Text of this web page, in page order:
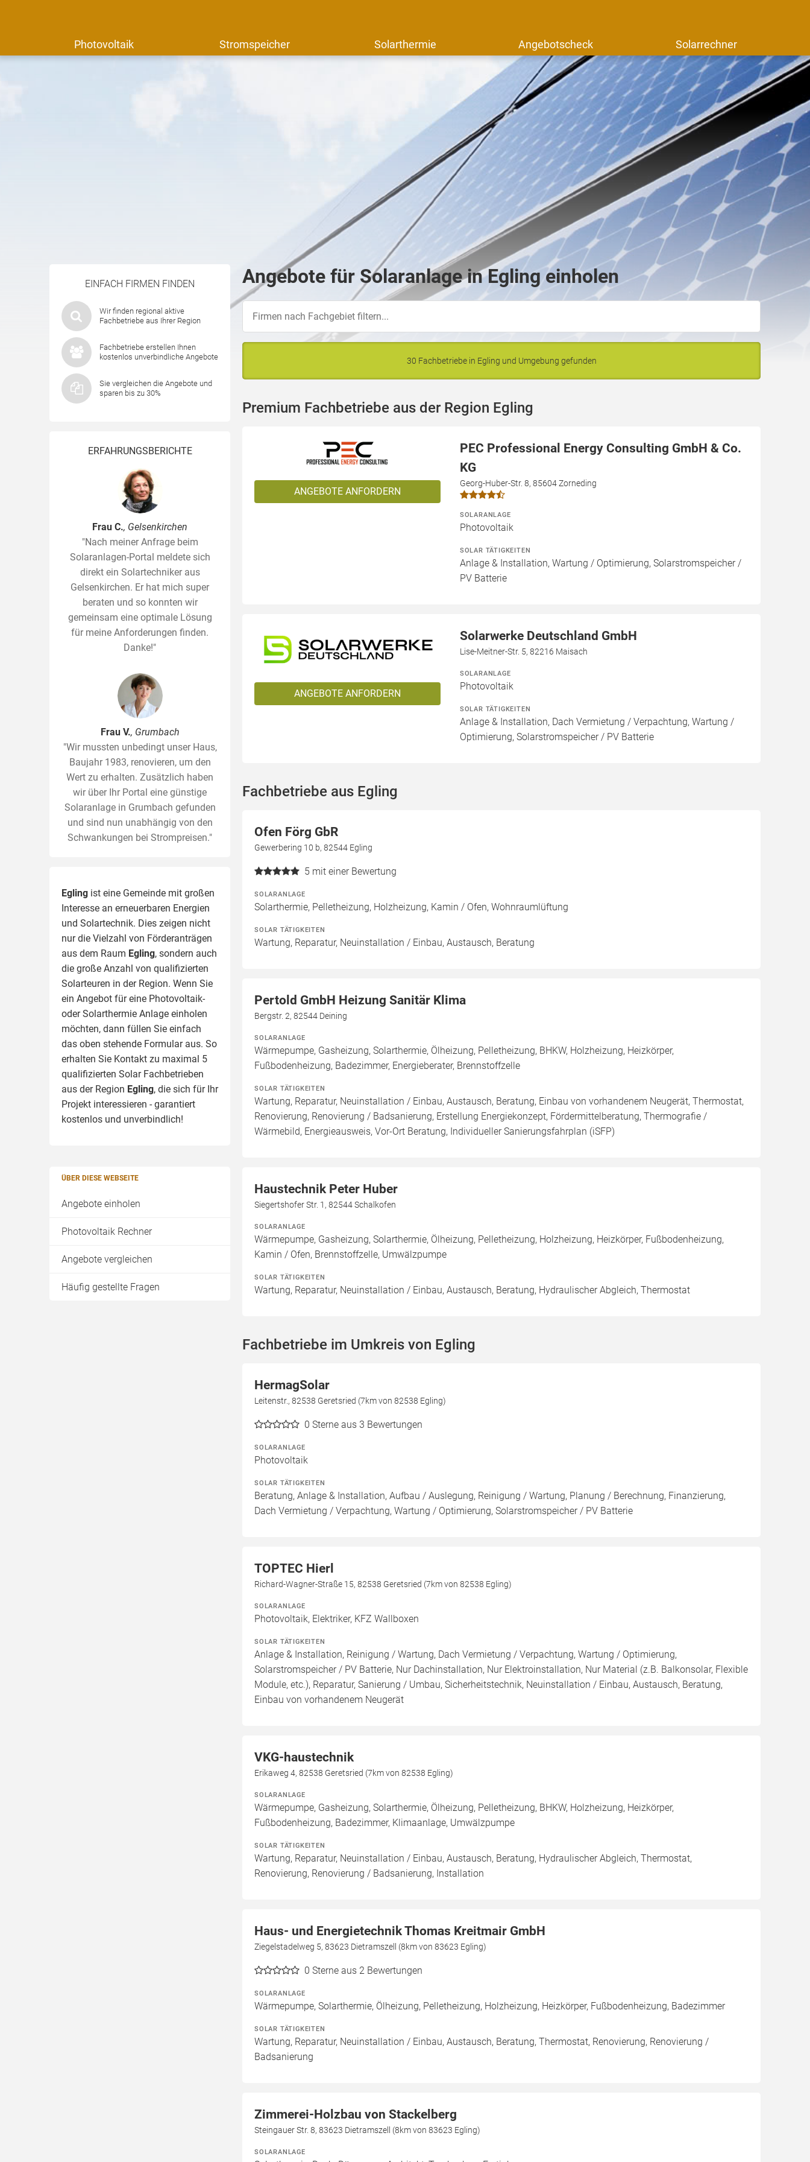
Photovoltaik Stromspeicher Solarthermie Angebotscheck Solarrechner
EINFACH FIRMEN FINDEN
Wir finden regional aktive
Fachbetriebe aus Ihrer Region
Fachbetriebe erstellen Ihnen
kostenlos unverbindliche Angebote
Sie vergleichen die Angebote und
sparen bis zu 30%
ERFAHRUNGSBERICHTE
Frau C., Gelsenkirchen
"Nach meiner Anfrage beim
Solaranlagen-Portal meldete sich
direkt ein Solartechniker aus
Gelsenkirchen. Er hat mich super
beraten und so konnten wir
gemeinsam eine optimale Lösung
für meine Anforderungen finden.
Danke!"
Frau V., Grumbach
"Wir mussten unbedingt unser Haus,
Baujahr 1983, renovieren, um den
Wert zu erhalten. Zusätzlich haben
wir über Ihr Portal eine günstige
Solaranlage in Grumbach gefunden
und sind nun unabhängig von den
Schwankungen bei Strompreisen."
Egling ist eine Gemeinde mit großen
Interesse an erneuerbaren Energien
und Solartechnik. Dies zeigen nicht
nur die Vielzahl von Förderanträgen
aus dem Raum Egling, sondern auch
die große Anzahl von qualifizierten
Solarteuren in der Region. Wenn Sie
ein Angebot für eine Photovoltaik-
oder Solarthermie Anlage einholen
möchten, dann füllen Sie einfach
das oben stehende Formular aus. So
erhalten Sie Kontakt zu maximal 5
qualifizierten Solar Fachbetrieben
aus der Region Egling, die sich für Ihr
Projekt interessieren - garantiert
kostenlos und unverbindlich!
ÜBER DIESE WEBSEITE
Angebote einholen
Photovoltaik Rechner
Angebote vergleichen
Häufig gestellte Fragen
Angebote für Solaranlage in Egling einholen
30 Fachbetriebe in Egling und Umgebung gefunden
Premium Fachbetriebe aus der Region Egling
ANGEBOTE ANFORDERN
PEC Professional Energy Consulting GmbH & Co.
KG
Georg-Huber-Str. 8, 85604 Zorneding
SOLARANLAGE
Photovoltaik
SOLAR TÄTIGKEITEN
Anlage & Installation, Wartung / Optimierung, Solarstromspeicher /
PV Batterie
ANGEBOTE ANFORDERN
Solarwerke Deutschland GmbH
Lise-Meitner-Str. 5, 82216 Maisach
SOLARANLAGE
Photovoltaik
SOLAR TÄTIGKEITEN
Anlage & Installation, Dach Vermietung / Verpachtung, Wartung /
Optimierung, Solarstromspeicher / PV Batterie
Fachbetriebe aus Egling
Ofen Förg GbR
Gewerbering 10 b, 82544 Egling
5 mit einer Bewertung
SOLARANLAGE
Solarthermie, Pelletheizung, Holzheizung, Kamin / Ofen, Wohnraumlüftung
SOLAR TÄTIGKEITEN
Wartung, Reparatur, Neuinstallation / Einbau, Austausch, Beratung
Pertold GmbH Heizung Sanitär Klima
Bergstr. 2, 82544 Deining
SOLARANLAGE
Wärmepumpe, Gasheizung, Solarthermie, Ölheizung, Pelletheizung, BHKW, Holzheizung, Heizkörper,
Fußbodenheizung, Badezimmer, Energieberater, Brennstoffzelle
SOLAR TÄTIGKEITEN
Wartung, Reparatur, Neuinstallation / Einbau, Austausch, Beratung, Einbau von vorhandenem Neugerät, Thermostat,
Renovierung, Renovierung / Badsanierung, Erstellung Energiekonzept, Fördermittelberatung, Thermografie /
Wärmebild, Energieausweis, Vor-Ort Beratung, Individueller Sanierungsfahrplan (iSFP)
Haustechnik Peter Huber
Siegertshofer Str. 1, 82544 Schalkofen
SOLARANLAGE
Wärmepumpe, Gasheizung, Solarthermie, Ölheizung, Pelletheizung, Holzheizung, Heizkörper, Fußbodenheizung,
Kamin / Ofen, Brennstoffzelle, Umwälzpumpe
SOLAR TÄTIGKEITEN
Wartung, Reparatur, Neuinstallation / Einbau, Austausch, Beratung, Hydraulischer Abgleich, Thermostat
Fachbetriebe im Umkreis von Egling
HermagSolar
Leitenstr., 82538 Geretsried (7km von 82538 Egling)
0 Sterne aus 3 Bewertungen
SOLARANLAGE
Photovoltaik
SOLAR TÄTIGKEITEN
Beratung, Anlage & Installation, Aufbau / Auslegung, Reinigung / Wartung, Planung / Berechnung, Finanzierung,
Dach Vermietung / Verpachtung, Wartung / Optimierung, Solarstromspeicher / PV Batterie
TOPTEC Hierl
Richard-Wagner-Straße 15, 82538 Geretsried (7km von 82538 Egling)
SOLARANLAGE
Photovoltaik, Elektriker, KFZ Wallboxen
SOLAR TÄTIGKEITEN
Anlage & Installation, Reinigung / Wartung, Dach Vermietung / Verpachtung, Wartung / Optimierung,
Solarstromspeicher / PV Batterie, Nur Dachinstallation, Nur Elektroinstallation, Nur Material (z.B. Balkonsolar, Flexible
Module, etc.), Reparatur, Sanierung / Umbau, Sicherheitstechnik, Neuinstallation / Einbau, Austausch, Beratung,
Einbau von vorhandenem Neugerät
VKG-haustechnik
Erikaweg 4, 82538 Geretsried (7km von 82538 Egling)
SOLARANLAGE
Wärmepumpe, Gasheizung, Solarthermie, Ölheizung, Pelletheizung, BHKW, Holzheizung, Heizkörper,
Fußbodenheizung, Badezimmer, Klimaanlage, Umwälzpumpe
SOLAR TÄTIGKEITEN
Wartung, Reparatur, Neuinstallation / Einbau, Austausch, Beratung, Hydraulischer Abgleich, Thermostat,
Renovierung, Renovierung / Badsanierung, Installation
Haus- und Energietechnik Thomas Kreitmair GmbH
Ziegelstadelweg 5, 83623 Dietramszell (8km von 83623 Egling)
0 Sterne aus 2 Bewertungen
SOLARANLAGE
Wärmepumpe, Solarthermie, Ölheizung, Pelletheizung, Holzheizung, Heizkörper, Fußbodenheizung, Badezimmer
SOLAR TÄTIGKEITEN
Wartung, Reparatur, Neuinstallation / Einbau, Austausch, Beratung, Thermostat, Renovierung, Renovierung /
Badsanierung
Zimmerei-Holzbau von Stackelberg
Steingauer Str. 8, 83623 Dietramszell (8km von 83623 Egling)
SOLARANLAGE